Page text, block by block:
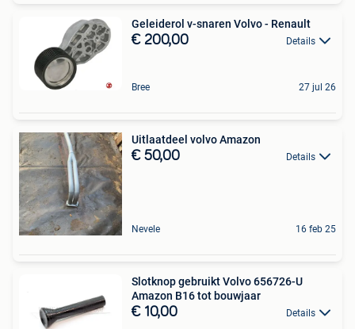
Geleiderol v-snaren Volvo - Renault
€ 200,00 Details
Bree 27 jul 26
Uitlaatdeel volvo Amazon
€ 50,00 Details
Nevele 16 feb 25
Slotknop gebruikt Volvo 656726-U
Amazon B16 tot bouwjaar
€ 10,00 Details